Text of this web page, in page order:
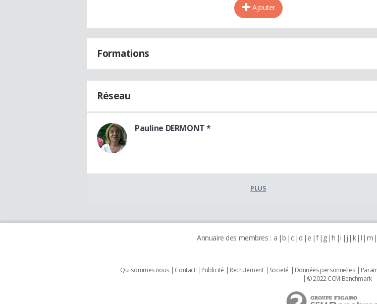
Ajouter
Formations
Réseau
Pauline DERMONT *
PLUS
Annuaire des membres : a b c d e f g h i j k l m
Qui sommes nous Contact Publicité Recrutement Societé Données personnelles
© 2022 CCM Benchmark